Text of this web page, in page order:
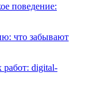
поведение:
что забывают
работ: digital-